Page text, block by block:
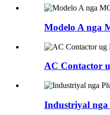
Modelo A nga
AC Contactor
Industriyal nga